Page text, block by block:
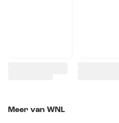
Meer van WNL